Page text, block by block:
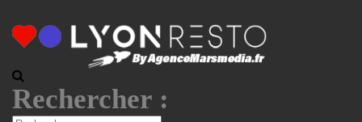
Rechercher :